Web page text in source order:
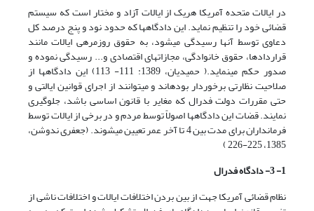
در ایالات متحده آمریکا هریک از ایالات آزاد و مختار است که سیستم
قضائی خود را تنظیم نماید. این دادگاه­ها که حدود نود و پنج درصد کل
دعاوی توسط آن­ها رسیدگی می­شود، به حقوق روزمره­ی ایالات مانند
قراردادها، حقوق خانوادگی، مجازات­های اقتصادی و... رسیدگی نموده و
صدور حکم می­نماید.( حمیدیان، 1389: 111- 113) این دادگاه­ها از
صلاحیت نظارتی برخوردار بوده­اند و می­توانند از اجرای قوانین ایالتی و
حتی مقررات دولت فدرال که مغایر با قانون اساسی باشد، جلوگیری
نمایند. قضات این دادگاه­ها اصولاً توسط مردم و در برخی از ایالات توسط
فرمانداران برای مدت بین 4 تا آخر عمر تعیین می­شوند. (جعفری ندوشن،
1385، 225-226 )
1- 3- دادگاه فدرال
نظام قضائی آمریکا جهت از بین بردن اختلافات ایالات و اختلافات ناشی از